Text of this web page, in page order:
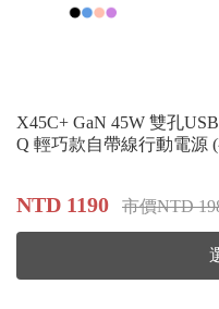
X45C+ GaN 45W 雙孔
Q 輕巧款自帶線行動電源
NTD 1190 市價NTD